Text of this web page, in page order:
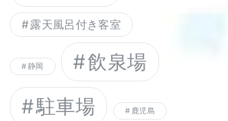
露天風呂付き客室
静岡
飲泉場
駐車場
鹿児島